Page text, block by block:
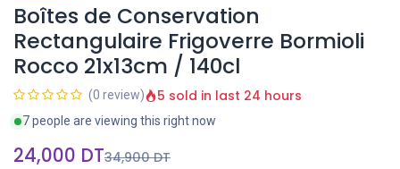
Boîtes de Conservation
Rectangulaire Frigoverre Bormioli
Rocco 21x13cm / 140cl
(0 review) 5 sold in last 24 hours
7 people are viewing this right now
24,000 DT34,900DT